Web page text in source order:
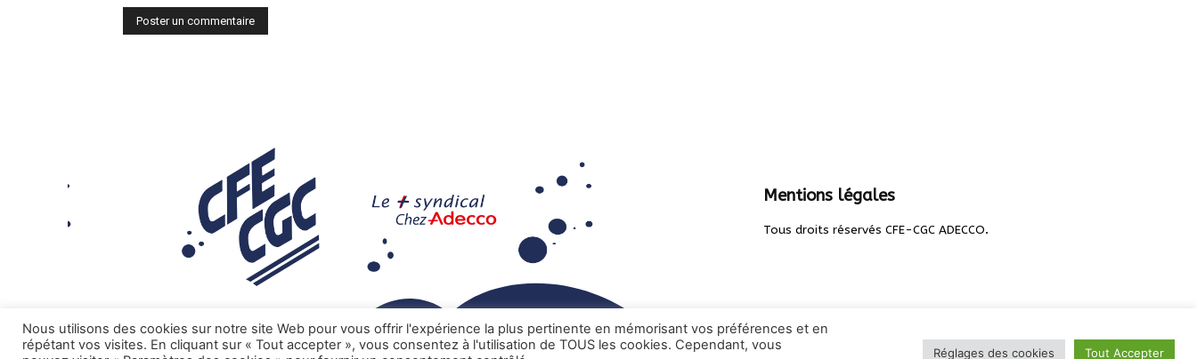
Mentions légales
Tous droits réservés CFE-CGC ADECCO.
Nous utilisons des cookies sur notre site Web pour vous offrir l'expérience la plus pertinente en mémorisant vos préférences et en
répétant vos visites. En cliquant sur « Tout accepter », vous consentez à l'utilisation de TOUS les cookies. Cependant, vous
Réglages des cookies Tout Accepter